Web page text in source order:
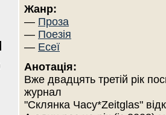
Жанр:
— Проза
— Поезія
— Есеї
Анотація:
Вже двадцять третій рік
журнал
"Склянка Часу*Zeitglas"